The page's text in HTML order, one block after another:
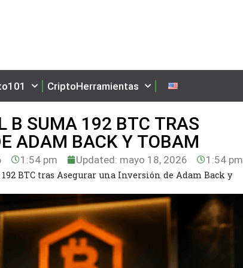
CriptoHerramientas
B SUMA 192 BTC TRAS
ADAM BACK Y TOBAM
1:54 pm Updated: mayo 18, 2026 1:54 pm
BTC tras Asegurar una Inversión de Adam Back y